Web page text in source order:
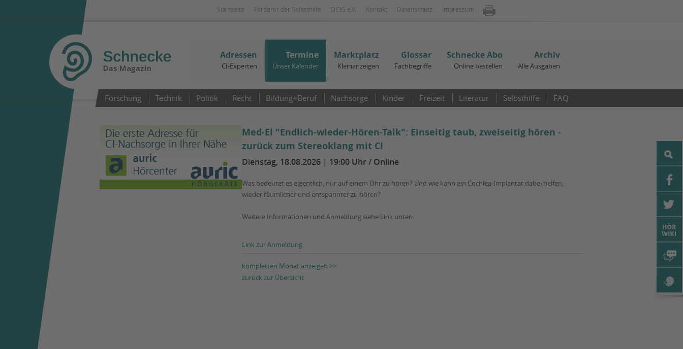
Startseite Förderer der Selbsthilfe DCIG e.V. Kontakt Datenschutz Impressum
Adressen
CI-Experten
Termine
Unser Kalender
Marktplatz
Kleinanzeigen
Glossar
Fachbegriffe
Schnecke Abo
Online bestellen
Archiv
Alle Ausgaben
Forschung Technik Politik Recht Bildung+Beruf Nachsorge Kinder Freizeit Literatur Selbsthilfe FAQ
Med-El "Endlich-wieder-Hören-Talk": Einseitig taub, zweiseitig hören -
zurück zum Stereoklang mit CI
Dienstag, 18.08.2026 | 19:00 Uhr / Online
Was bedeutet es eigentlich, nur auf einem Ohr zu hören? Und wie kann ein Cochlea-Implantat dabei helfen,
wieder räumlicher und entspannter zu hören?
Weitere Informationen und Anmeldung siehe Link unten.
Link zur Anmeldung
kompletten Monat anzeigen >>
zurück zur Übersicht